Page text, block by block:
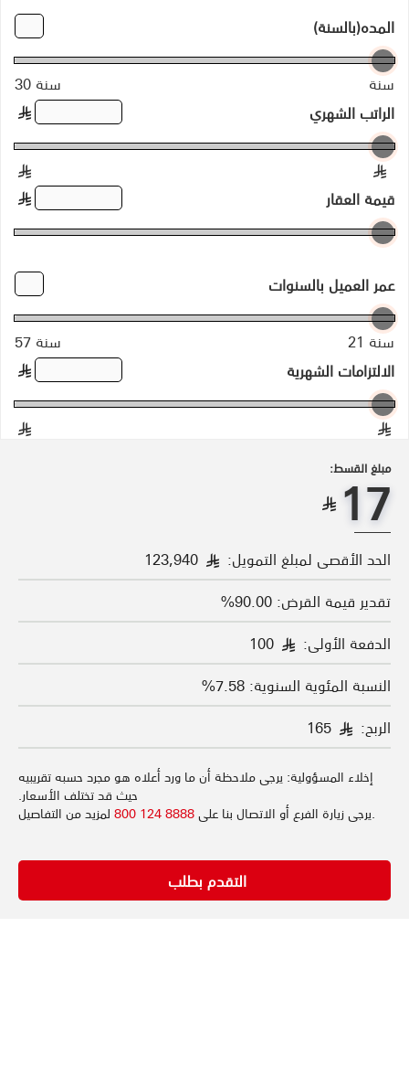
المده(بالسنة)
سنة
30 سنة
الراتب الشهري
§
§
§
قيمة العقار §
عمر العميل بالسنوات
21 سنة
57 سنة
الالتزامات الشهرية
§
§
§
مبلغ القسط:
17
§
الحد الأقصى لمبلغ التمويل: §
123,940
تقدير قيمة القرض: 90.00%
الدفعة الأولى:
§
100
النسبة المئوية السنوية: 7.58%
الربح:
§
165
إخلاء المسؤولية: يرجى ملاحظة أن ما ورد أعلاه هو مجرد حسبه تقريبيه
حيث قد تختلف الأسعار.
.يرجى زيارة الفرع أو الاتصال بنا على8888 124 800 لمزيد من التفاصيل
التقدم بطلب